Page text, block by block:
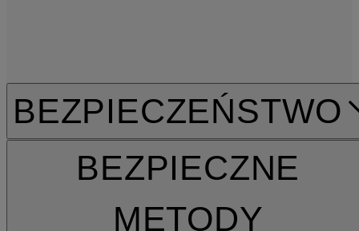
BEZPIECZEŃSTWO
BEZPIECZNE
METODY